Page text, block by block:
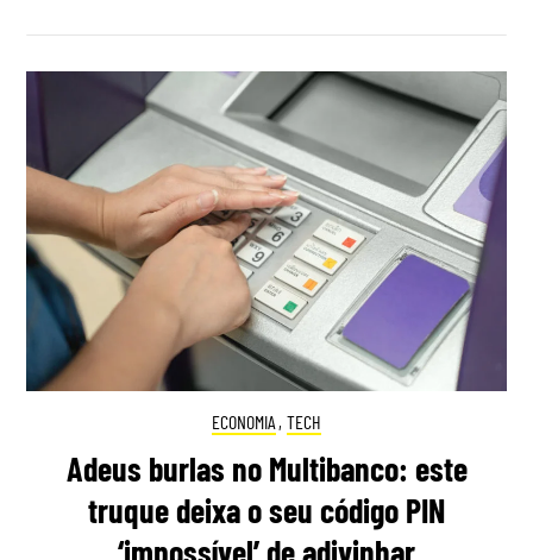
ECONOMIA , TECH
Adeus burlas no Multibanco: este
truque deixa o seu código PIN
‘impossível’ de adivinhar